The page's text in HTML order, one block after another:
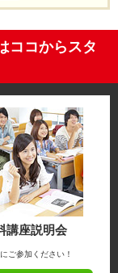
ココからスタ
講座説明会
ご参加ください！